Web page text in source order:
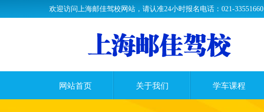
欢迎访问上海邮佳驾校网站，请认准24小时报名电话：021-33551660
网站首页 关于我们 学车课程